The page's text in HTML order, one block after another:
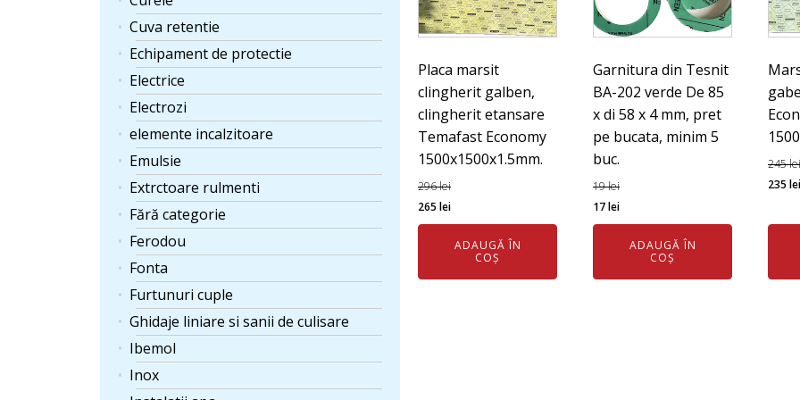
Cuva retentie
Echipament de protectie
Electrice
Electrozi
elemente incalzitoare
Emulsie
Extrctoare rulmenti
Fără categorie
Ferodou
Fonta
Furtunuri cuple
Ghidaje liniare si sanii de culisare
Ibemol
Inox
Placa marsit
clingherit galben,
clingherit etansare
Temafast Economy
1500x1500x1.5mm.
296lei
Prețul
inițial
265 leiPrețul
curent
este:
ADAUGĂ ÎN
COȘ
Garnitura din Tesnit
BA-202 verde De 85
x di 58 x 4 mm, pret
pe bucata, minim 5
buc.
19lei
Prețul
inițial
17leiPrețul
curent
este:
ADAUGĂ ÎN
COȘ
245lei
Prețul
a
235 lei